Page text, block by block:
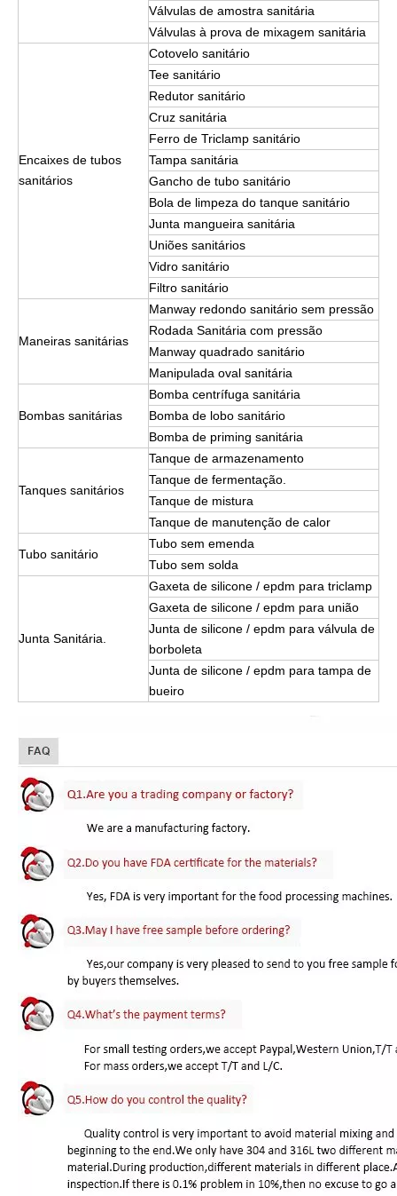
Válvulas de amostra sanitária
Válvulas à prova de mixagem sanitária
Encaixes de tubos
sanitários
Cotovelo sanitário
Tee sanitário
Redutor sanitário
Cruz sanitária
Ferro de Triclamp sanitário
Tampa sanitária
Gancho de tubo sanitário
Bola de limpeza do tanque sanitário
Junta mangueira sanitária
Uniões sanitários
Vidro sanitário
Filtro sanitário
Maneiras sanitárias
Manway redondo sanitário sem pressão
Rodada Sanitária com pressão
Manway quadrado sanitário
Manipulada oval sanitária
Bombas sanitárias
Bomba centrífuga sanitária
Bomba de lobo sanitário
Bomba de priming sanitária
Tanques sanitários
Tanque de armazenamento
Tanque de fermentação.
Tanque de mistura
Tanque de manutenção de calor
Tubo sanitário
Tubo sem emenda
Tubo sem solda
Junta Sanitária.
Gaxeta de silicone / epdm para triclamp
Gaxeta de silicone / epdm para união
Junta de silicone / epdm para válvula de
borboleta
Junta de silicone / epdm para tampa de
bueiro